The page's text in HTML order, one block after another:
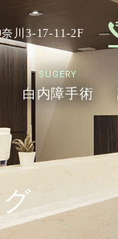
川3-17-11-2F
SUGERY
白内障手術